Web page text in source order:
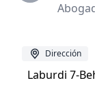
Dirección
Laburdi 7-